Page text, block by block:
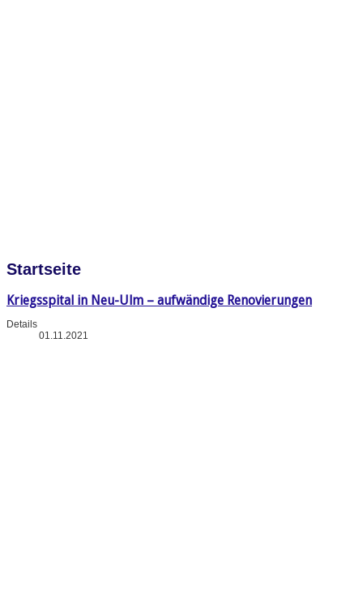
Startseite
Kriegsspital in Neu-Ulm – aufwändige Renovierungen
Details
01.11.2021